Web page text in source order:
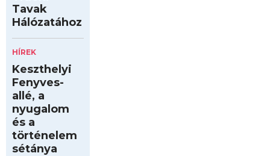
Tavak
Hálózatához
HÍREK
Keszthelyi
Fenyves-
allé, a
nyugalom
és a
történelem
sétánya